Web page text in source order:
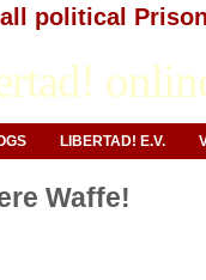
all political
LIBERTAD! E.V.
Waffe!